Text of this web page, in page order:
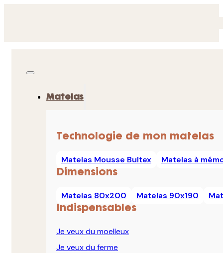
Matelas
Technologie de mon matelas
Matelas Mousse Bultex Matelas à
Dimensions
Matelas 80x200 Matelas 90x190
Indispensables
Je veux du moelleux
Je veux du ferme